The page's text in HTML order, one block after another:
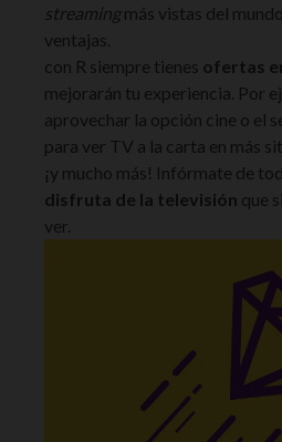
streaming más vistas del
ventajas.
con R siempre tienes ofertas
mejorarán tu experiencia. Por
aprovechar la opción cine o el
para ver TV a la carta en más
¡y mucho más! Infórmate de
disfruta de la televisión que
ver.